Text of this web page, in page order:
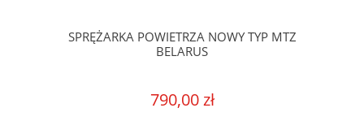
SPRĘŻARKA POWIETRZA NOWY TYP MTZ
BELARUS
790,00 zł